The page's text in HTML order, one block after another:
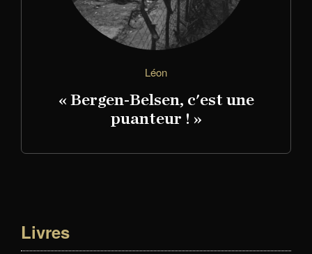
Léon
« Bergen-Belsen, c'est une
puanteur ! »
Livres